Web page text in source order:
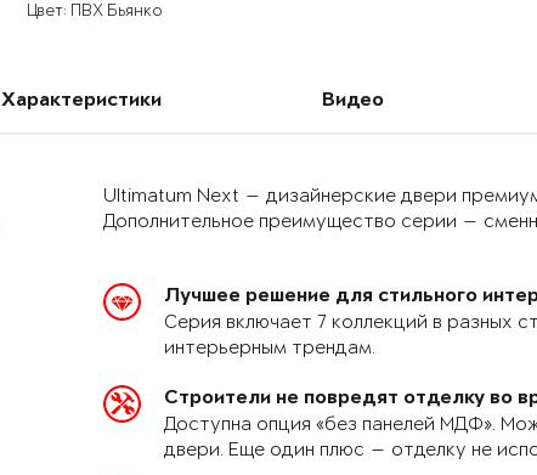
Цвет: ПВХ Бьянко
Характеристики Видео
Ultimatum Next — дизайнерские двери
Дополнительное преимущество серии —
Лучшее решение для стильного
Серия включает 7 коллекций в разных
интерьерным трендам.
Строители не повредят отделку во
Доступна опция «без панелей МДФ».
двери. Еще один плюс — отделку не